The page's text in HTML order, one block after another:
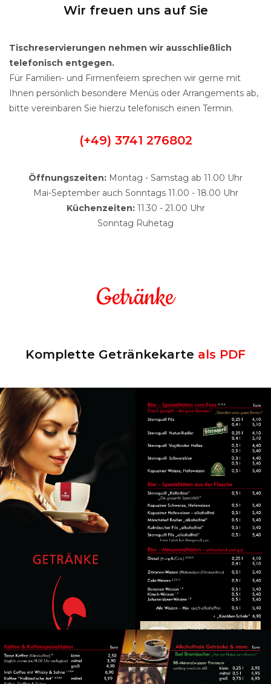
Wir freuen uns auf Sie
Tischreservierungen nehmen wir ausschließlich
telefonisch entgegen.
Für Familien- und Firmenfeiern sprechen wir gerne mit
Ihnen persönlich besondere Menüs oder Arrangements ab,
bitte vereinbaren Sie hierzu telefonisch einen Termin.
(+49) 3741 276802
Öffnungszeiten: Montag - Samstag ab 11.00 Uhr
Mai-September auch Sonntags 11.00 - 18.00 Uhr
Küchenzeiten:11.30 - 21.00 Uhr
Sonntag Ruhetag
Getränke
Komplette Getränkekarte als PDF